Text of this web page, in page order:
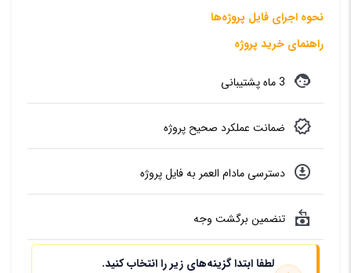
نحوه اجرای فایل پروژه‌ها
راهنمای خرید پروژه
3 ماه پشتیبانی
ضمانت عملکرد صحیح پروژه
دسترسی مادام العمر به فایل پروژه
تنضمین برگشت وجه
لطفا ابتدا گزینه‌های زیر را انتخاب کنید.